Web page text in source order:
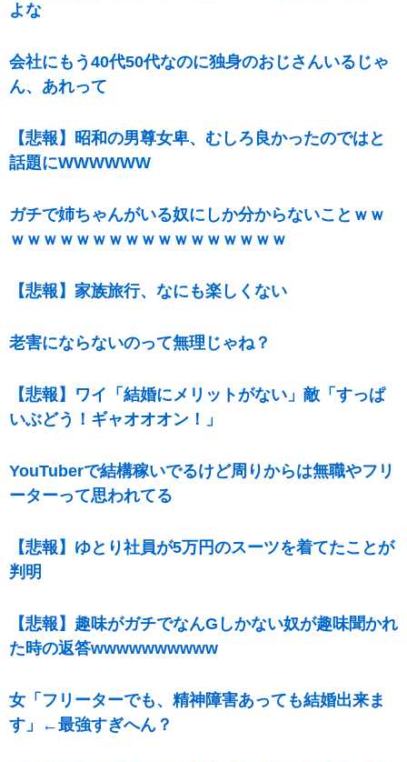
よな
会社にもう40代50代なのに独身のおじさんいるじゃ
ん、あれって
【悲報】昭和の男尊女卑、むしろ良かったのではと
話題にWWWWWW
ガチで姉ちゃんがいる奴にしか分からないことｗｗ
ｗｗｗｗｗｗｗｗｗｗｗｗｗｗｗｗｗ
【悲報】家族旅行、なにも楽しくない
老害にならないのって無理じゃね？
【悲報】ワイ「結婚にメリットがない」敵「すっぱ
いぶどう！ギャオオオン！」
YouTuberで結構稼いでるけど周りからは無職やフリ
ーターって思われてる
【悲報】ゆとり社員が5万円のスーツを着てたことが
判明
【悲報】趣味がガチでなんGしかない奴が趣味聞かれ
た時の返答wwwwwwwwww
女「フリーターでも、精神障害あっても結婚出来ま
す」←最強すぎへん？